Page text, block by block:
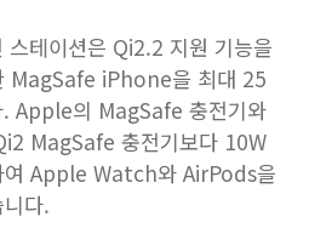
테이션은 Qi2.2 지원 기능을
MagSafe ‌iPhone‌을 최대 25
. Apple의 MagSafe 충전기와
MagSafe 충전기보다 10W
여 Apple Watch와 AirPods을
다.